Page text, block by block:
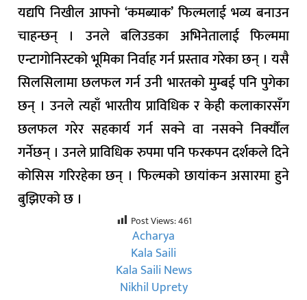
यद्यपि निखील आफ्नो ‘कमब्याक’ फिल्मलाई भव्य बनाउन
चाहन्छन् । उनले बलिउडका अभिनेतालाई फिल्ममा
एन्टागोनिस्टको भूमिका निर्वाह गर्न प्रस्ताव गरेका छन् । यसै
सिलसिलामा छलफल गर्न उनी भारतको मुम्बई पनि पुगेका
छन् । उनले त्यहाँ भारतीय प्राविधिक र केही कलाकारसँग
छलफल गरेर सहकार्य गर्न सक्ने वा नसक्ने निर्क्यौल
गर्नेछन् । उनले प्राविधिक रुपमा पनि फरकपन दर्शकले दिने
कोसिस गरिरहेका छन् । फिल्मको छायांकन असारमा हुने
बुझिएको छ ।
Post Views:461
Acharya
Kala Saili
Kala Saili News
Nikhil Uprety